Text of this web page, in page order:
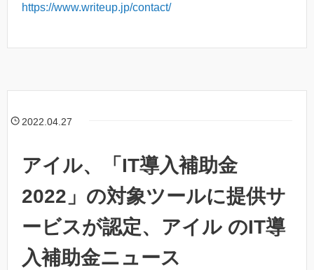
https://www.writeup.jp/contact/
2022.04.27
アイル、「IT導入補助金
2022」の対象ツールに提供サ
ービスが認定、アイル のIT導
入補助金ニュース